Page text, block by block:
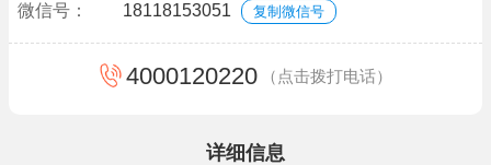
微信号： 18118153051 复制微信号
4000120220 （点击拨打电话）
详细信息